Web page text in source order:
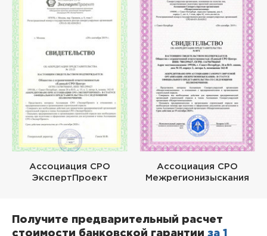
Ассоциация СРО
ЭкспертПроект
Ассоциация СРО
Межрегионизыскания
Получите предварительный расчет
стоимости банковской гарантии за 1